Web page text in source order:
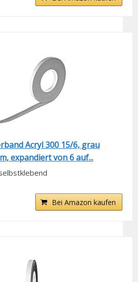
Acryl 300 15/6, grau
expandiert von 6 auf...
Bei Amazon kaufen